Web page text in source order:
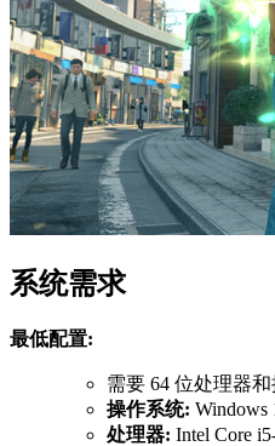
系统需求
最低配置:
需要 64 位处理器
操作系统: Windows
处理器: Intel Core